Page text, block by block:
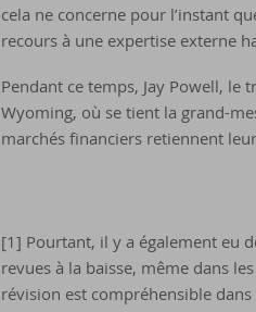
cela ne concerne pour l’instant
recours à une expertise externe
Pendant ce temps, Jay Powell, le
Wyoming, où se tient la grand-
marchés financiers retiennent
[1] Pourtant, il y a également eu
revues à la baisse, même dans
révision est compréhensible